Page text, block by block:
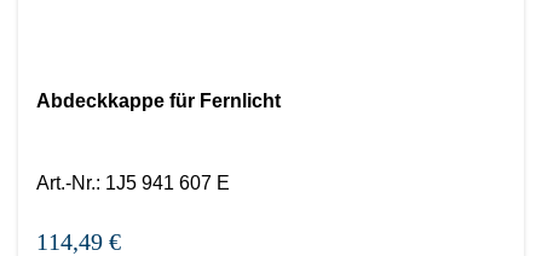
Abdeckkappe für Fernlicht
Art.-Nr.: 1J5 941 607 E
114,49 €